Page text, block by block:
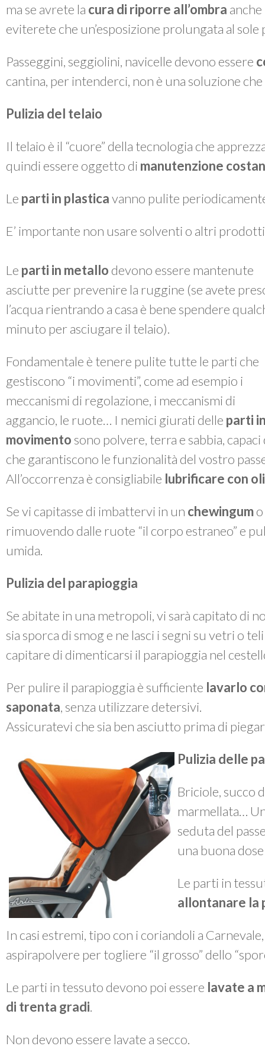
ma se avrete la cura di riporre all’ombra
eviterete che un’esposizione prolungata al sole
Passeggini, seggiolini, navicelle devono essere
cantina, per intenderci, non è una soluzione
Pulizia del telaio
Il telaio è il “cuore” della tecnologia che
quindi essere oggetto di manutenzione
Le parti in plasticavanno pulite
E’ importante non usare solventi o altri
Le parti in metallo devono essere mantenute
asciutte per prevenire la ruggine (se avete
l’acqua rientrando a casa è bene spendere
minuto per asciugare il telaio).
Fondamentale è tenere pulite tutte le parti che
gestiscono “i movimenti”, come ad esempio i
meccanismi di regolazione, i meccanismi di
aggancio, le ruote… I nemici giurati delle parti
movimento sono polvere, terra e sabbia,
che garantiscono le funzionalità del vostro
All’occorrenza è consigliabile lubrificare con
Se vi capitasse di imbattervi in un chewingumo
rimuovendo dalle ruote “il corpo estraneo” e
umida.
Pulizia del parapioggia
Se abitate in una metropoli, vi sarà capitato di
sia sporca di smog e ne lasci i segni su vetri o
capitare di dimenticarsi il parapioggia nel
Per pulire il parapioggia è sufficiente lavarlo
saponata, senza utilizzare detersivi.
Assicuratevi che sia ben asciutto prima di
Pulizia delle
Briciole, succo
marmellata…
seduta del
una buona
Le parti in
allontanare la
In casi estremi, tipo con i coriandoli a
aspirapolvere per togliere “il grosso” dello
Le parti in tessuto devono poi essere lavate a
di trenta gradi.
Non devono essere lavate a secco.